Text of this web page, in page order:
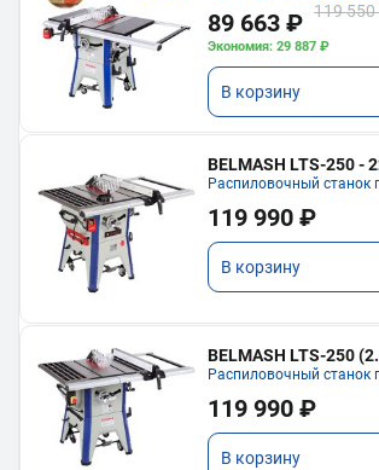
89 663 ₽ 119 550
Экономия: 29 887 ₽
В корзину
BELMASH LTS-250 -
Распиловочный станок
119 990 ₽
В корзину
BELMASH LTS-250
Распиловочный станок
119 990 ₽
В корзину